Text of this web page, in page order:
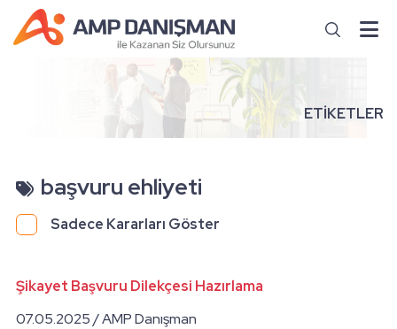
ETİKETLER
başvuru ehliyeti
Sadece Kararları Göster
Şikayet Başvuru Dilekçesi Hazırlama
07.05.2025 / AMP Danışman